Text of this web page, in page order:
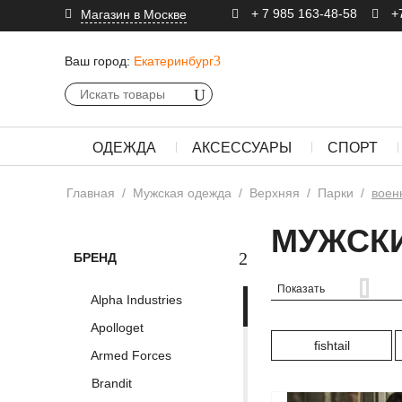
Магазин в Москве + 7 985 163-48-58
Ваш город: Екатеринбург
ОДЕЖДА АКСЕССУАРЫ СПОРТ
Главная / Мужская одежда / Верхняя / Парки /
БРЕНД
Alpha Industries
Apolloget
Armed Forces
Brandit
Показать
fishtail